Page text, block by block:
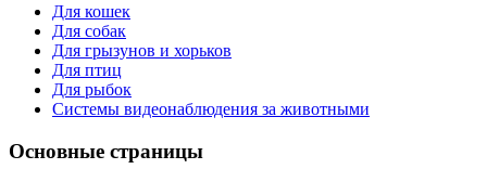
Для кошек
Для собак
Для грызунов и хорьков
Для птиц
Для рыбок
Cистемы видеонаблюдения за животными
Основные страницы